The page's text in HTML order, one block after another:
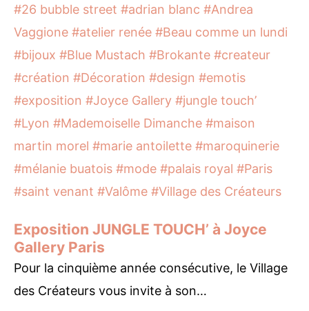
#26 bubble street #adrian blanc #Andrea
Vaggione #atelier renée #Beau comme un lundi
#bijoux #Blue Mustach #Brokante #createur
#création #Décoration #design #emotis
#exposition #Joyce Gallery #jungle touch’
#Lyon #Mademoiselle Dimanche #maison
martin morel #marie antoilette #maroquinerie
#mélanie buatois #mode #palais royal #Paris
#saint venant #Valôme #Village des Créateurs
Exposition JUNGLE TOUCH’ à Joyce
Gallery Paris
Pour la cinquième année consécutive, le Village
des Créateurs vous invite à son…